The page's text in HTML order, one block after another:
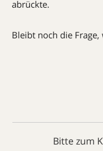
abrückte.
Bleibt noch die
Bitte zum